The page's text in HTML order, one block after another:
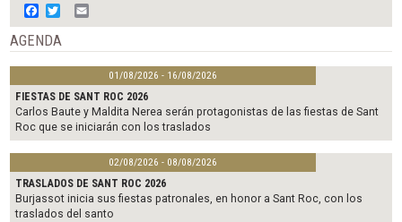
F
a
c
e
b
o
o
k
w
i
t
t
e
r
m
i
l
AGENDA
01/08/2026 - 16/08/2026
FIESTAS DE SANT ROC 2026
Carlos Baute y Maldita Nerea serán protagonistas de las fiestas de Sant
Roc que se iniciarán con los traslados
02/08/2026 - 08/08/2026
TRASLADOS DE SANT ROC 2026
Burjassot inicia sus fiestas patronales, en honor a Sant Roc, con los
traslados del santo